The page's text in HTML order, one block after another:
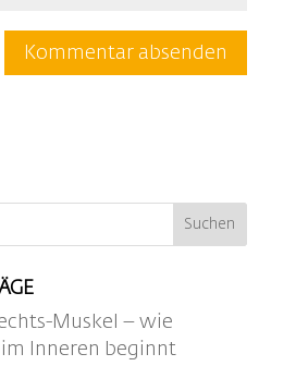
Muskel – wie
Inneren beginnt